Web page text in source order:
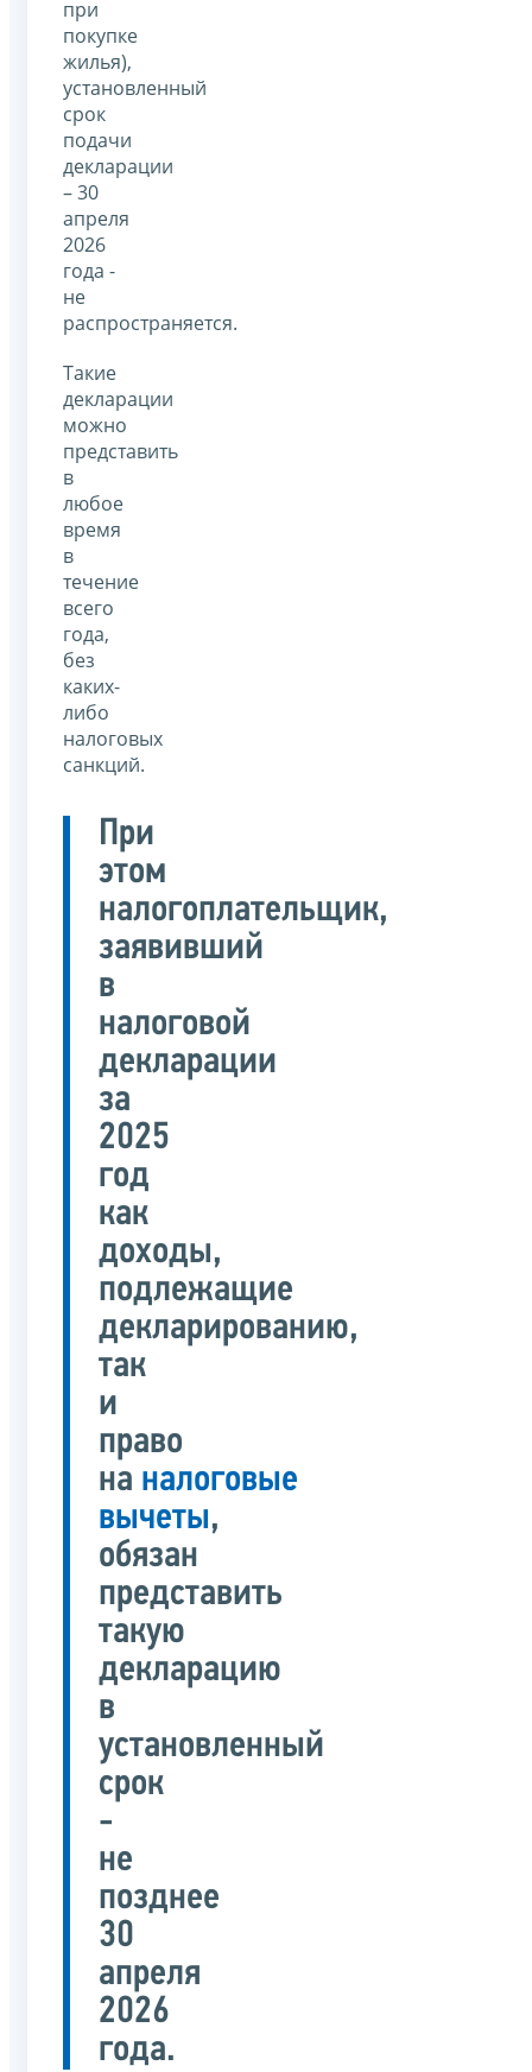
при
покупке
жилья),
установленный
срок
подачи
декларации
– 30
апреля
2026
года -
не
распространяется.
Такие
декларации
можно
представить
в
любое
время
в
течение
всего
года,
без
каких-
либо
налоговых
санкций.
При
этом
налогоплательщик,
заявивший
в
налоговой
декларации
за
2025
год
как
доходы,
подлежащие
декларированию,
так
и
право
на налоговые
вычеты,
обязан
представить
такую
декларацию
в
установленный
срок
-
не
позднее
30
апреля
2026
года.